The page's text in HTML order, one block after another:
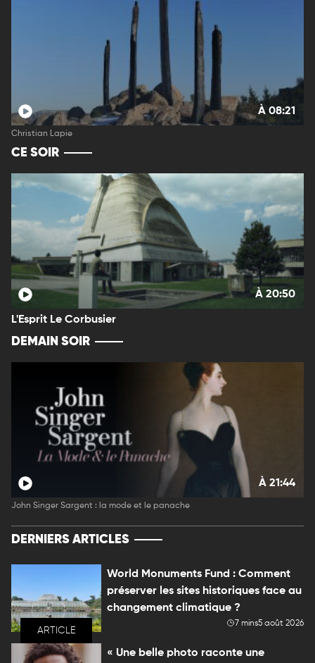
À 08:21
Christian Lapie
CE SOIR
À 20:50
L'Esprit Le Corbusier
DEMAIN SOIR
À 21:44
John Singer Sargent : la mode et le panache
DERNIERS ARTICLES
ARTICLE
World Monuments Fund : Comment
préserver les sites historiques face au
changement climatique ?
7 mins5 août 2026
« Une belle photo raconte une